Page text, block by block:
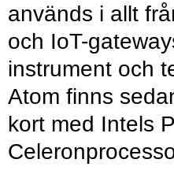
används i allt
och IoT-
instrument och
Atom finns
kort med Intels